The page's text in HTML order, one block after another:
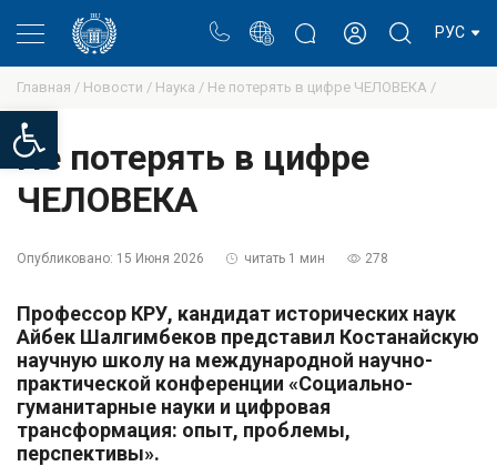
Open toolbar
РУС
Главная / Новости / Наука / Не потерять в цифре ЧЕЛОВЕКА /
Не потерять в цифре
ЧЕЛОВЕКА
Опубликовано: 15 Июня 2026 читать 1 мин 278
Профессор КРУ, кандидат исторических наук
Айбек Шалгимбеков представил Костанайскую
научную школу на международной научно-
практической конференции «Социально-
гуманитарные науки и цифровая
трансформация: опыт, проблемы,
перспективы».